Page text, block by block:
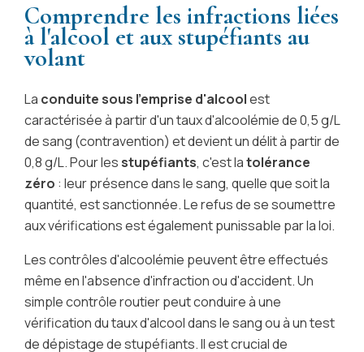
Comprendre les infractions liées
à l'alcool et aux stupéfiants au
volant
La conduite sous l'emprise d'alcoolest
caractérisée à partir d'un taux d'alcoolémie de 0,5 g/L
de sang (contravention) et devient un délit à partir de
0,8 g/L. Pour les stupéfiants, c'est latolérance
zéro : leur présence dans le sang, quelle que soit la
quantité, est sanctionnée. Le refus de se soumettre
aux vérifications est également punissable par la loi.
Les contrôles d'alcoolémie peuvent être effectués
même en l'absence d'infraction ou d'accident. Un
simple contrôle routier peut conduire à une
vérification du taux d'alcool dans le sang ou à un test
de dépistage de stupéfiants. Il est crucial de